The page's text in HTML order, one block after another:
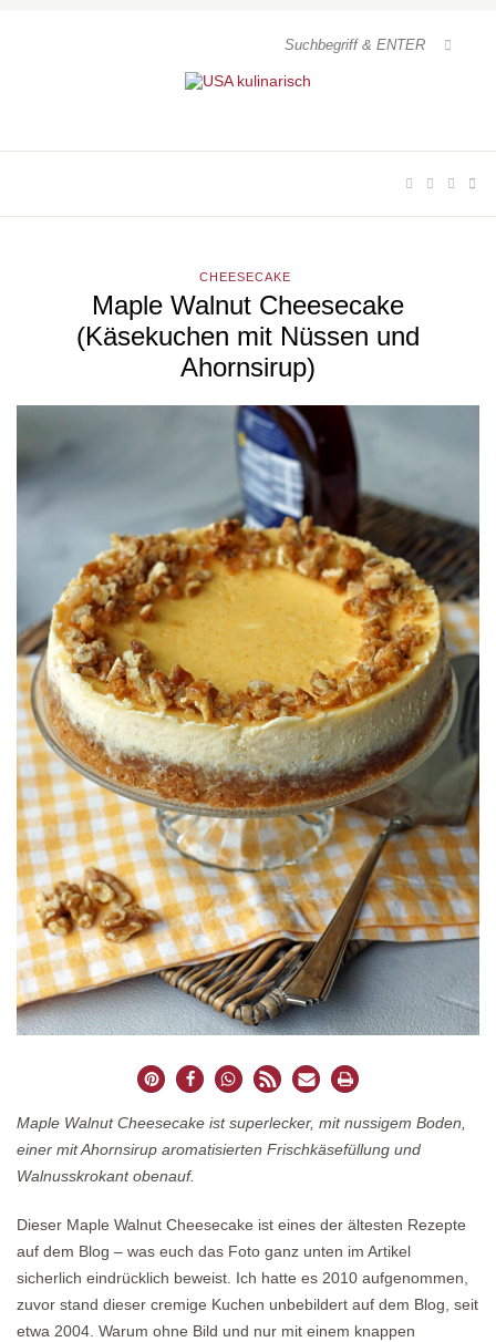
CHEESECAKE
Maple Walnut Cheesecake
(Käsekuchen mit Nüssen und
Ahornsirup)
Maple Walnut Cheesecake ist superlecker, mit nussigem Boden,
einer mit Ahornsirup aromatisierten Frischkäsefüllung und
Walnusskrokant obenauf.
Dieser Maple Walnut Cheesecake ist eines der ältesten Rezepte
auf dem Blog – was euch das Foto ganz unten im Artikel
sicherlich eindrücklich beweist. Ich hatte es 2010 aufgenommen,
zuvor stand dieser cremige Kuchen unbebildert auf dem Blog, seit
etwa 2004. Warum ohne Bild und nur mit einem knappen